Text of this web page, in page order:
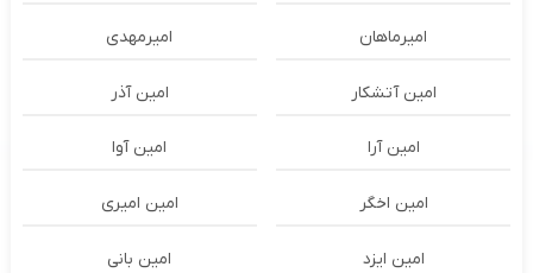
امیرماهان امیرمهدی
امین آتشکار امین آذر
امین آرا امین آوا
امین اخگر امین امیری
امین ایزد امین بانی